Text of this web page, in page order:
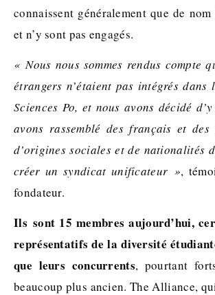
connaissent généralement que de
et n’y sont pas engagés.
« Nous nous sommes rendus compte
étrangers n’étaient pas intégrés dans
Sciences Po, et nous avons décidé
avons rassemblé des français et des
d’origines sociales et de nationalités
créer un syndicat unificateur »,
fondateur.
Ils sont 15 membres aujourd’hui,
représentatifs de la diversité
que leurs concurrents, pourtant
beaucoup plus ancien. The Alliance,